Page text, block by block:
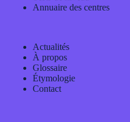
Annuaire des centres
Actualités
À propos
Glossaire
Étymologie
Contact